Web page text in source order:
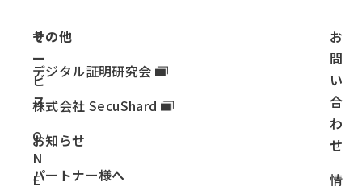
サ
ー
ビ
ス
O
N
E
その他
デジタル証明研究会
株式会社 SecuShard
お知らせ
パートナー様へ
お
問
い
合
わ
せ
情